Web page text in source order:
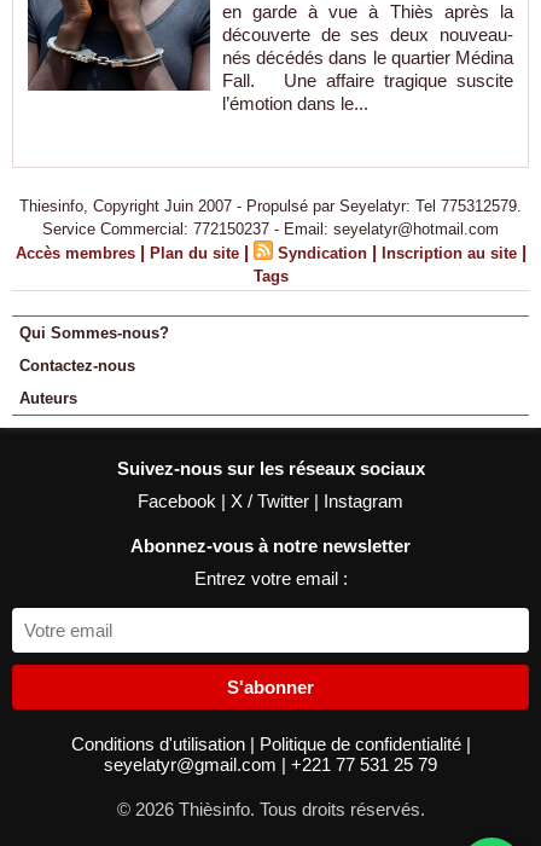
en garde à vue à Thiès après la
découverte de ses deux nouveau-
nés décédés dans le quartier Médina
Fall. Une affaire tragique suscite
l’émotion dans le...
Thiesinfo, Copyright Juin 2007 - Propulsé par Seyelatyr: Tel 775312579.
Service Commercial: 772150237 - Email: seyelatyr@hotmail.com
Accès membres | Plan du site | Syndication | Inscription au site |
Tags
Qui Sommes-nous?
Contactez-nous
Auteurs
Suivez-nous sur les réseaux sociaux
Facebook | X / Twitter | Instagram
Abonnez-vous à notre newsletter
Entrez votre email :
S'abonner
Conditions d'utilisation | Politique de confidentialité |
seyelatyr@gmail.com | +221 77 531 25 79
© 2026 Thièsinfo. Tous droits réservés.